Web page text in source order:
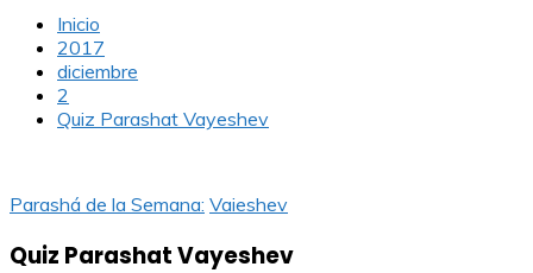
Inicio
2017
diciembre
2
Quiz Parashat Vayeshev
Parashá de la Semana: Vaieshev
Quiz Parashat Vayeshev